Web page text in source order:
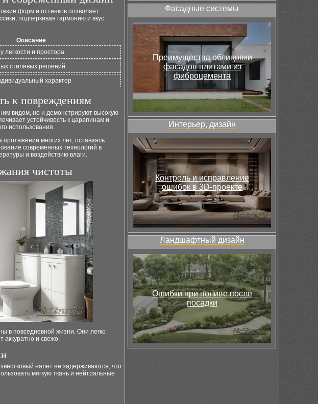
форм и оттенков позволяет
подчеркивая гармонию и вкус
Описание
легкости и простора
стилевых решений
характер
к повреждениям
видом, но и демонстрируют высокую
устойчивость к царапинам и
использования.
многих лет, оставаясь
современных технологий в
и воздействию влаги.
чистоты
в повседневной жизни. Они легко
аккуратно и свежо.
налет не задерживаются, что
мягкую ткань и нейтральные
Фасадные системы
Преимущества облицовки
фасадов плитами из
фиброцемента
Интерьер, дизайн
Контроль и исправление
ошибок в 3D-проекте
Ландшафтный дизайн
Ошибки при поливе после
посадки